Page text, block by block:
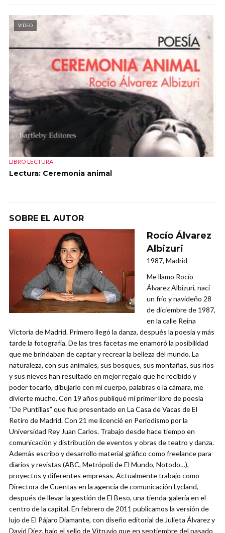
VIDEO
LIBRO LECTURA
Lectura: Ceremonia animal
SOBRE EL AUTOR
Rocío Álvarez
Albizuri
1987, Madrid
Me llamo Rocío
Álvarez Albizuri, nací
un frío y navideño 28
de diciembre de 1987,
en la calle Reina
Victoria de Madrid. Primero llegó la danza, después la poesía y más
tarde la fotografía. De las tres facetas me enamoró la posibilidad
que me brindaban de captar y recrear la belleza del mundo. La
naturaleza, con sus animales, sus bosques, sus montañas, sus ríos
y sus nieves han resultado en mejor regalo que he recibido y
poder tocarlo, dibujarlo con mi cuerpo, palabras o la cámara, me
divierte mucho. Con 19 años publiqué mi primer libro de poesía
“De Puntillas” que fue presentado en La Casa de Vacas de El
Retiro de Madrid. Con 21 me licencié en Periodismo por la
Universidad Rey Juan Carlos. Trabajo desde hace tiempo en
comunicación y distribución de eventos y obras de teatro y danza.
Además escribo y desarrollo material gráfico como freelance para
diarios y revistas (ABC, Metrópoli de El Mundo, Notodo…),
proyectos y diferentes empresas. Actualmente trabajo como
Directora de Cuentas en la agencia de comunicación Lycland,
después de llevar la gestión de El Beso, una tienda-galería en el
centro de la capital. En febrero de 2011 publicamos la versión de
lujo de El Pájaro Diamante, con diseño editorial de Julieta Álvarez y
David Díez, bajo el sello de Vitruvio que en septiembre del pasado